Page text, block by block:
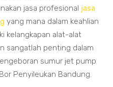
jasa profesional jasa
yang mana dalam keahlian
kelangkapan alat-alat
sangatlah penting dalam
sumur jet pump
Penyileukan Bandung.